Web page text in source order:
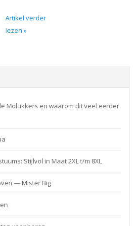
Artikel verder
lezen »
Molukkers en waarom dit veel eerder
Stijlvol in Maat 2XL t/m 8XL
— Mister Big